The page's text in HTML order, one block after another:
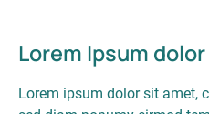
Lorem Ipsum
Lorem ipsum dolor sit amet,